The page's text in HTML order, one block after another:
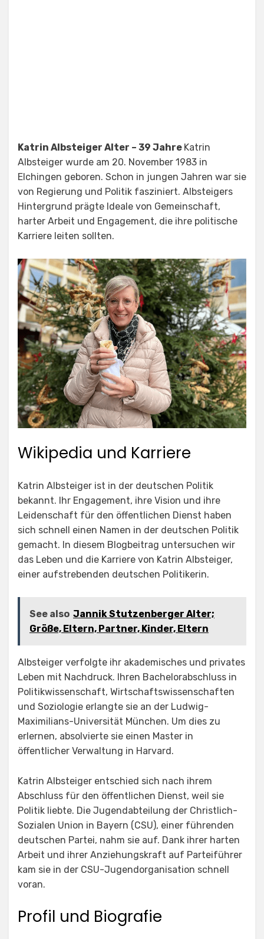
Katrin Albsteiger Alter – 39 Jahre Katrin
Albsteiger wurde am 20. November 1983 in
Elchingen geboren. Schon in jungen Jahren war sie
von Regierung und Politik fasziniert. Albsteigers
Hintergrund prägte Ideale von Gemeinschaft,
harter Arbeit und Engagement, die ihre politische
Karriere leiten sollten.
Wikipedia und Karriere
Katrin Albsteiger ist in der deutschen Politik
bekannt. Ihr Engagement, ihre Vision und ihre
Leidenschaft für den öffentlichen Dienst haben
sich schnell einen Namen in der deutschen Politik
gemacht. In diesem Blogbeitrag untersuchen wir
das Leben und die Karriere von Katrin Albsteiger,
einer aufstrebenden deutschen Politikerin.
See also Jannik Stutzenberger Alter;
Größe, Eltern, Partner, Kinder, Eltern
Albsteiger verfolgte ihr akademisches und privates
Leben mit Nachdruck. Ihren Bachelorabschluss in
Politikwissenschaft, Wirtschaftswissenschaften
und Soziologie erlangte sie an der Ludwig-
Maximilians-Universität München. Um dies zu
erlernen, absolvierte sie einen Master in
öffentlicher Verwaltung in Harvard.
Katrin Albsteiger entschied sich nach ihrem
Abschluss für den öffentlichen Dienst, weil sie
Politik liebte. Die Jugendabteilung der Christlich-
Sozialen Union in Bayern (CSU), einer führenden
deutschen Partei, nahm sie auf. Dank ihrer harten
Arbeit und ihrer Anziehungskraft auf Parteiführer
kam sie in der CSU-Jugendorganisation schnell
voran.
Profil und Biografie